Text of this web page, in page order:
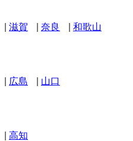
滋賀 奈良 和歌山
広島 山口
高知